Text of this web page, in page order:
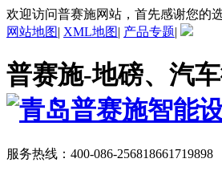
欢迎访问普赛施网站，首先感谢您的
网站地图| XML地图| 产品专题|
普赛施-地磅、汽
服务热线： 400-086-256818661719898